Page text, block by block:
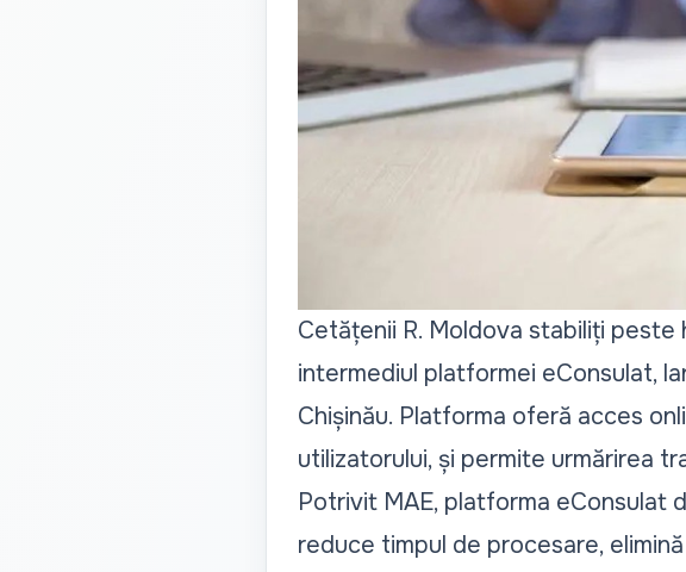
Cetățenii R. Moldova stabiliți
intermediul platformei eConsulat,
Chișinău. Platforma oferă acces
utilizatorului, și permite urmărirea
Potrivit MAE, platforma eConsulat
reduce timpul de procesare,